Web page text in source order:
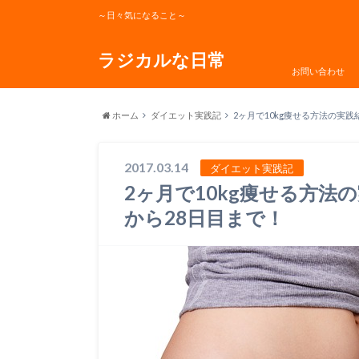
ラジカルな日常
～日々気になること～
お問い合わせ
ホーム ダイエット実践記 2ヶ月で10kg痩せる方法の実践
2017.03.14 ダイエット実践記
2ヶ月で10kg痩せる方法
から28日目まで！